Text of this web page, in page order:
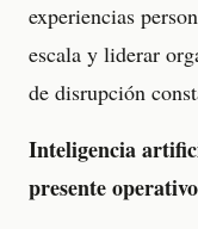
experiencias
escala y liderar
de disrupción
Inteligencia
presente operativo